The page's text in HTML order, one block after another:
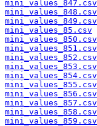
mini_values_847.csv
mini_values_848.csv
mini_values_849.csv
mini_values_85.csv
mini_values_850.csv
mini_values_851.csv
mini_values_852.csv
mini_values_853.csv
mini_values_854.csv
mini_values_855.csv
mini_values_856.csv
mini_values_857.csv
mini_values_858.csv
mini_values_859.csv